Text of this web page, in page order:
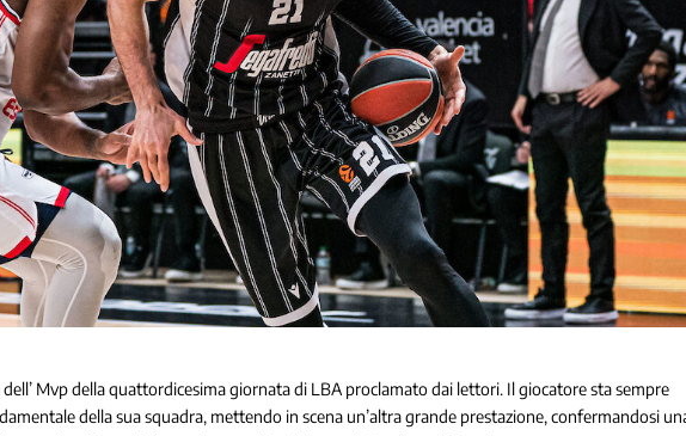
Mvp della quattordicesima giornata di LBA proclamato dai lettori. Il giocatore sta sempre
della sua squadra, mettendo in scena un’altra grande prestazione, confermandosi